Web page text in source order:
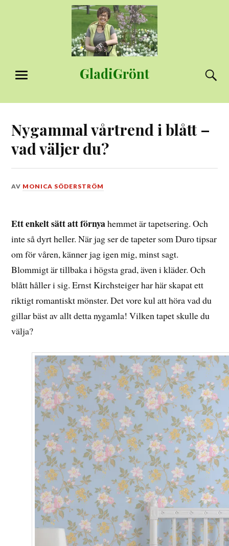
GladiGrönt
MENY
Nygammal vårtrend i blått –
vad väljer du?
DEN
2017
AV MONICA SÖDERSTRÖM
Ett enkelt sätt att förnyahemmet är tapetsering. Och
inte så dyrt heller. När jag ser de tapeter som Duro tipsar
om för våren, känner jag igen mig, minst sagt.
Blommigt är tillbaka i högsta grad, även i kläder. Och
blått håller i sig. Ernst Kirchsteiger har här skapat ett
riktigt romantiskt mönster. Det vore kul att höra vad du
gillar bäst av allt detta nygamla! Vilken tapet skulle du
välja?